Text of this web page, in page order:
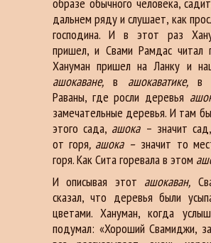
образе обычного человека,
дальнем ряду и слушает, как
господина. И в этот раз
пришел, и Свами Рамдас читал
Хануман пришел на Ланку и
ашокаване, в ашокаватике,в
Раваны, где росли деревья
замечательные деревья. И там
этого сада, ашока– значит
от горя, ашока – значит то
горя. Как Сита горевала в этом
И описывая этот ашокаван,
сказал, что деревья были
цветами. Хануман, когда
подумал: «Хороший Свамиджи,